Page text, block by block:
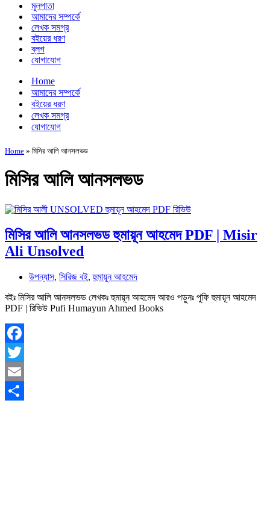
মূলপাতা
আমাদের সম্পর্কে
লেখক সমগ্র
বইয়ের ধরণ
ব্লগ
যোগাযোগ
Home
আমাদের সম্পর্কে
বইয়ের ধরণ
লেখক সমগ্র
যোগাযোগ
Home » মিসির আলি আনসলভড
মিসির আলি আনসলভড
মিসির আলি আনসলভড হুমায়ূন আহমেদ PDF | Misir
Ali Unsolved
উপন্যাস, সিরিজ বই,হুমায়ূন আহমেদ
বইঃ মিসির আলি আনসলভড লেখকঃ হুমায়ূন আহমেদ আরও পড়ুনঃ পুফি হুমায়ূন আহমেদ
PDF | রিভিউ Pufi Humayun Ahmed Books
Facebook
Twitter
Email